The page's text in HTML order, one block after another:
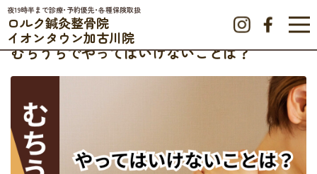
夜19時半まで診療･予約優先･各種保険取扱
ロルク鍼灸整骨院
イオンタウン加古川院
交通事故TOP»交通事故での痛み»
むちうちでやってはいけないことは？